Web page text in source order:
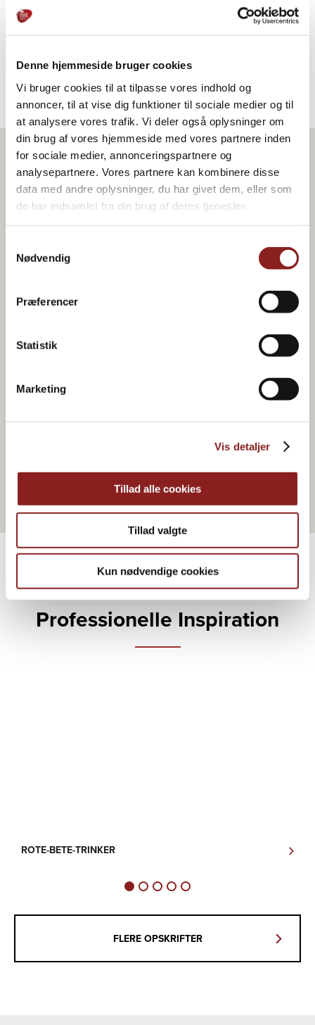
Denne hjemmeside bruger cookies
Vi bruger cookies til at tilpasse vores indhold og
annoncer, til at vise dig funktioner til sociale medier og til
at analysere vores trafik. Vi deler også oplysninger om
din brug af vores hjemmeside med vores partnere inden
for sociale medier, annonceringspartnere og
analysepartnere. Vores partnere kan kombinere disse
data med andre oplysninger, du har givet dem, eller som
de har indsamlet fra din brug af deres tjenester.
Nødvendig
Præferencer
Statistik
Marketing
Vis detaljer
Tillad alle cookies
Tillad valgte
Kun nødvendige cookies
6. Die Karotten backen, bis sie zart sind und sich die Orangen-
Wenden Sie die Karotten während dieser Zeit.
Produkt im Rezept
HONIG & SIRUP
WEITERE REZEPTE
Professionelle Inspiration
ROTE-BETE-TRINKER
FLERE OPSKRIFTER